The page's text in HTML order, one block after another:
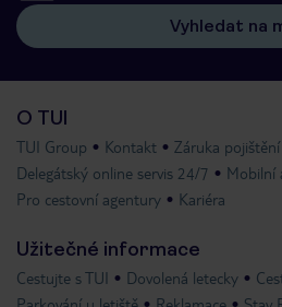
Vyhledat na
O TUI
TUI Group Kontakt
Záruka pojištění
Delegátský online servis 24/7
Mobilní
Pro cestovní agentury
Kariéra
Užitečné informace
Cestujte s TUI Dovolená letecky